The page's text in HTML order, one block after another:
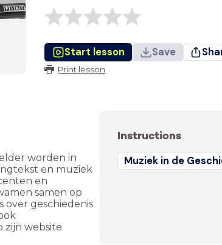
Start lesson Save
Print lesson
worden in
en muziek
en
samen op
over geschiedenis
zijn website
Instructions
Muziek in de